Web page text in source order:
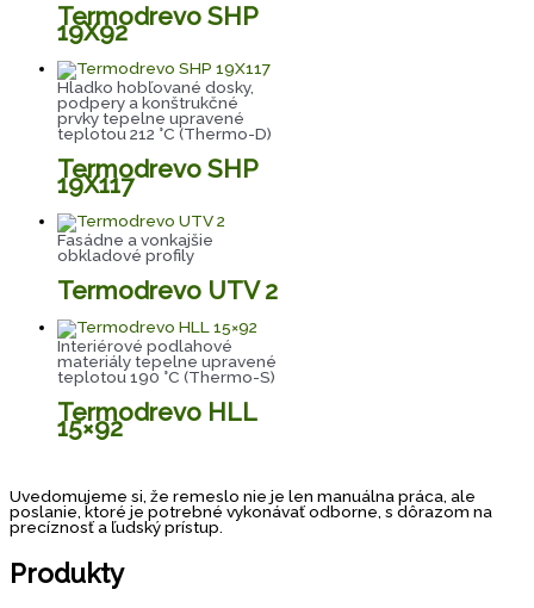
Termodrevo SHP
19X92
Hladko hobľované dosky,
podpery a konštrukčné
prvky tepelne upravené
teplotou 212 °C (Thermo-D)
Termodrevo SHP
19X117
Fasádne a vonkajšie
obkladové profily
Termodrevo UTV 2
Interiérové podlahové
materiály tepelne upravené
teplotou 190 °C (Thermo-S)
Termodrevo HLL
15×92
Uvedomujeme si, že remeslo nie je len manuálna práca, ale
poslanie, ktoré je potrebné vykonávať odborne, s dôrazom na
precíznosť a ľudský prístup.
Produkty